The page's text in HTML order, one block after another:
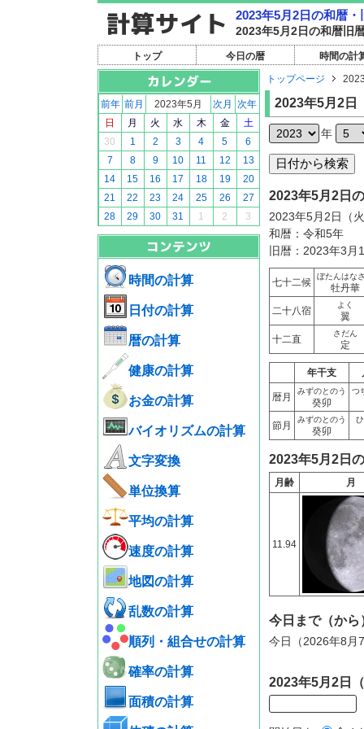
2023年5月2日の和暦
2023年5月2日の和暦旧
トップ 今日の暦 時間の計
前年 前月 2023年5月 次月
次年
日
月 火 水 木 金
土
30
1 2 3 4 5
6
7
8 9 10 11 12
13
14
15 16 17 18 19
20
21
22 23 24 25 26
27
28
29 30 31 1 2 3
時間の計算
日付の計算
暦の計算
健康の計算
お金の計算
バイオリズムの計算
文字変換
単位換算
平均の計算
速度の計算
地図の計算
乱数の計算
順列・組合せの計算
確率の計算
面積の計算
トップページ
2023年5月2日
年
2023年5月2日
2023年5月2日（
和暦：令和5年
旧暦：2023年3
七十二候
ぼたんはな
牡丹華
二十八宿
よく
翼
十二直
さだん
定
年干支
暦月
みずのとのう
癸卯
つ
節月
みずのとのう
癸卯
2023年5月2日
月齢 月
11.94
今日まで（から
今日（2026年8月
2023年5月2日